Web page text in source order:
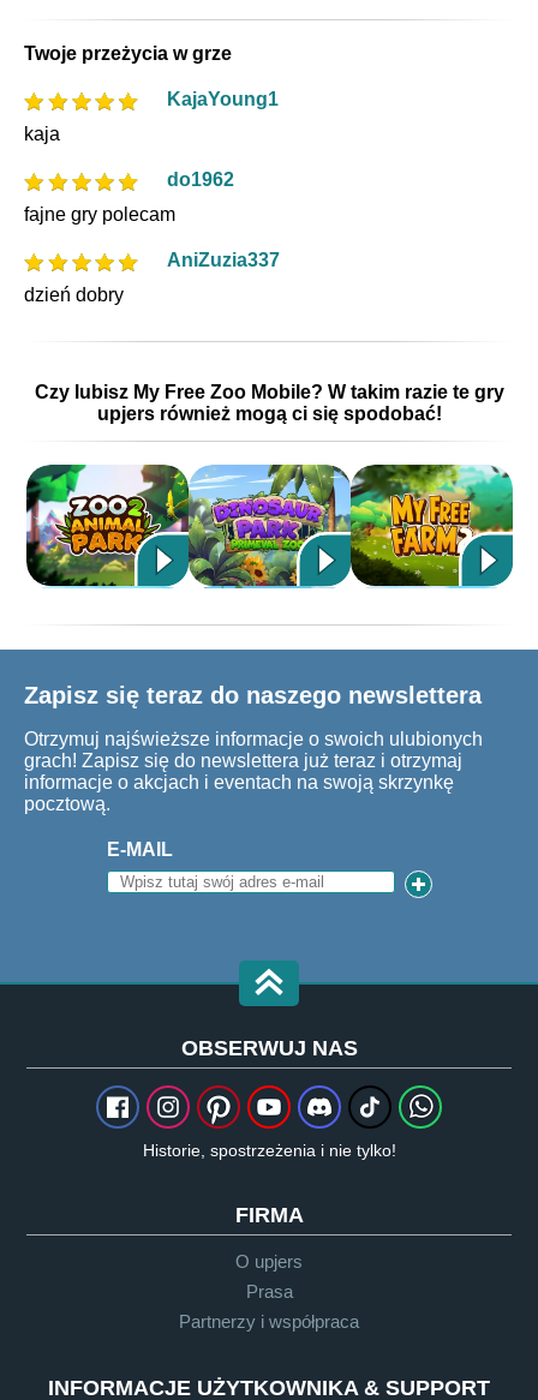
Twoje przeżycia w grze
KajaYoung1
kaja
do1962
fajne gry polecam
AniZuzia337
dzień dobry
Czy lubisz My Free Zoo Mobile? W takim razie te gry
upjers również mogą ci się spodobać!
Zapisz się teraz do naszego newslettera
Otrzymuj najświeższe informacje o swoich ulubionych
grach! Zapisz się do newslettera już teraz i otrzymaj
informacje o akcjach i eventach na swoją skrzynkę
pocztową.
E-MAIL
OBSERWUJ NAS
Historie, spostrzeżenia i nie tylko!
FIRMA
O upjers
Prasa
Partnerzy i współpraca
INFORMACJE UŻYTKOWNIKA & SUPPORT